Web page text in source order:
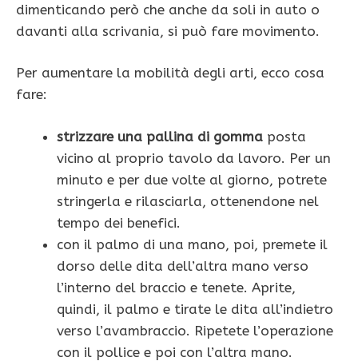
dimenticando però che anche da soli in auto o
davanti alla scrivania, si può fare movimento.
Per aumentare la mobilità degli arti, ecco cosa
fare:
strizzare una pallina di gomma posta
vicino al proprio tavolo da lavoro. Per un
minuto e per due volte al giorno, potrete
stringerla e rilasciarla, ottenendone nel
tempo dei benefici.
con il palmo di una mano, poi, premete il
dorso delle dita dell’altra mano verso
l’interno del braccio e tenete. Aprite,
quindi, il palmo e tirate le dita all’indietro
verso l’avambraccio. Ripetete l’operazione
con il pollice e poi con l’altra mano.